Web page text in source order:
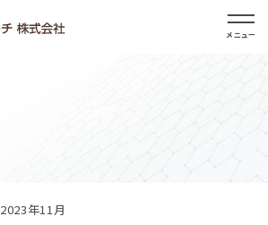
メニュー
2023年11月